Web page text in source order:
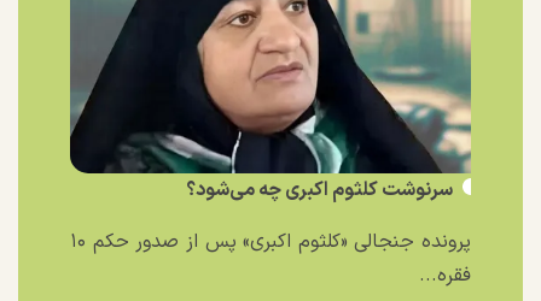
سرنوشت کلثوم اکبری چه می‌شود؟
پرونده جنجالی «کلثوم اکبری» پس از صدور حکم ۱۰
فقره...